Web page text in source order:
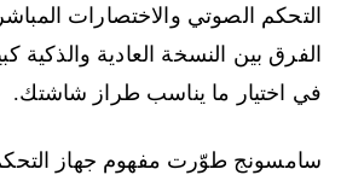
التحكم الصوتي والاختصارات
الفرق بين النسخة العادية والذكية
في اختيار ما يناسب طراز شاشتك.
سامسونج طوّرت مفهوم جهاز التحكم